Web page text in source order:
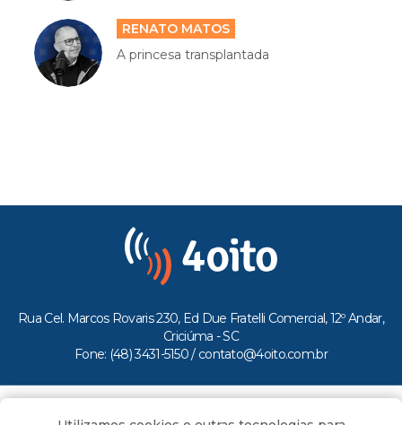
RENATO MATOS
A princesa transplantada
Rua Cel. Marcos Rovaris 230, Ed Due Fratelli Comercial, 12º Andar,
Criciúma - SC
Fone: (48) 3431-5150 / contato@4oito.com.br